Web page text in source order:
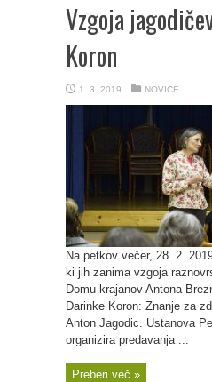
Vzgoja
Koron
1. 3. 2019 NOVICE
Na petkov večer, 28. 2.
ki jih zanima vzgoja
Domu krajanov Antona
Darinke Koron: Znanje za
Anton Jagodic. Ustanova
organizira predavanja ...
Preberi več »